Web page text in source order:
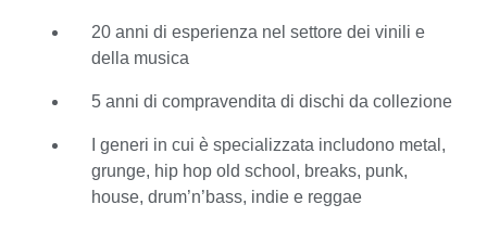
Regno Unito e ha trascorso 20 anni immersa nel mondo
della musica. Durante questo periodo ha avuto una
carriera di successo commerciando vinili in un negozio
l’orecchio in numerosi concerti e fiere alla ricerca delle
ultime tendenze in fatto di suono. Gaëlle conosce bene
l’arte di comprare e vendere dischi in vinile e, in qualità
20 anni di esperienza nel settore dei vinili e
della musica
5 anni di compravendita di dischi da collezione
I generi in cui è specializzata includono metal,
grunge, hip hop old school, breaks, punk,
house, drum’n’bass, indie e reggae